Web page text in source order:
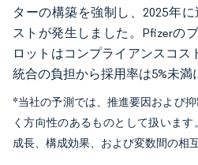
ターの構築を強制し、2025年
ストが発生しました。Pfizerの
ロットはコンプライアンスコス
統合の負担から採用率は5%未満
*当社の予測では、推進要因および
く方向性のあるものとして扱いま
成長、構成効果、および変数間の相